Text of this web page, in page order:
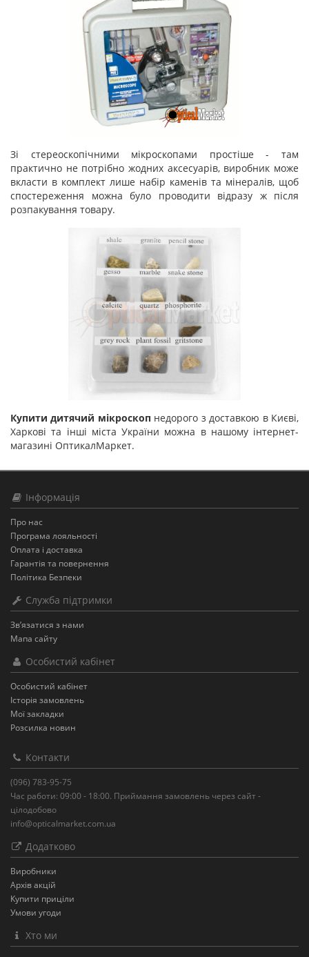
Зі стереоскопічними мікроскопами простіше - там
практично не потрібно жодних аксесуарів, виробник може
вкласти в комплект лише набір каменів та мінералів, щоб
спостереження можна було проводити відразу ж після
розпакування товару.
Купити дитячий мікроскоп недорого з доставкою в Києві,
Харкові та інші міста України можна в нашому інтернет-
магазині ОптикалМаркет.
Інформація
Про нас
Програма лояльності
Оплата і доставка
Гарантія та повернення
Політика Безпеки
Служба підтримки
Зв’язатися з нами
Мапа сайту
Особистий кабінет
Особистий кабінет
Історія замовлень
Мої закладки
Розсилка новин
Контакти
(096) 783-95-75
Час работи: 09:00 - 18:00. Приймання замовлень через сайт -
цілодобово
info@opticalmarket.com.ua
Додатково
Виробники
Архів акцій
Купити приціли
Умови угоди
Хто ми